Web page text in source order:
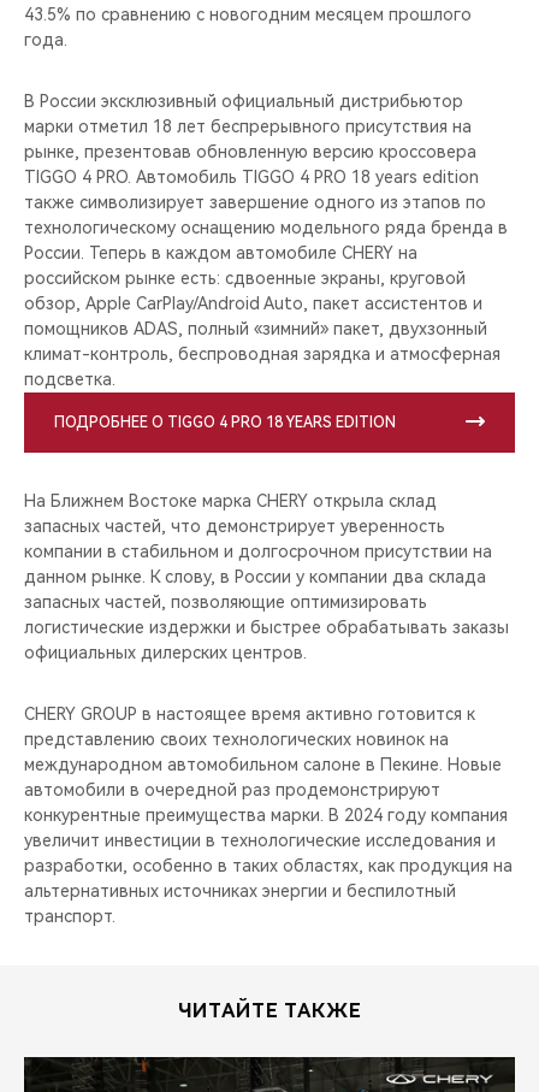
43.5% по сравнению с новогодним месяцем прошлого
года.
В России эксклюзивный официальный дистрибьютор
марки отметил 18 лет беспрерывного присутствия на
рынке, презентовав обновленную версию кроссовера
TIGGO 4 PRO. Автомобиль TIGGO 4 PRO 18 years edition
также символизирует завершение одного из этапов по
технологическому оснащению модельного ряда бренда в
России. Теперь в каждом автомобиле CHERY на
российском рынке есть: сдвоенные экраны, круговой
обзор, Apple CarPlay/Android Auto, пакет ассистентов и
помощников ADAS, полный «зимний» пакет, двухзонный
климат-контроль, беспроводная зарядка и атмосферная
подсветка.
ПОДРОБНЕЕ О TIGGO 4 PRO 18 YEARS EDITION
На Ближнем Востоке марка CHERY открыла склад
запасных частей, что демонстрирует уверенность
компании в стабильном и долгосрочном присутствии на
данном рынке. К слову, в России у компании два склада
запасных частей, позволяющие оптимизировать
логистические издержки и быстрее обрабатывать заказы
официальных дилерских центров.
CHERY GROUP в настоящее время активно готовится к
представлению своих технологических новинок на
международном автомобильном салоне в Пекине. Новые
автомобили в очередной раз продемонстрируют
конкурентные преимущества марки. В 2024 году компания
увеличит инвестиции в технологические исследования и
разработки, особенно в таких областях, как продукция на
альтернативных источниках энергии и беспилотный
транспорт.
ЧИТАЙТЕ ТАКЖЕ